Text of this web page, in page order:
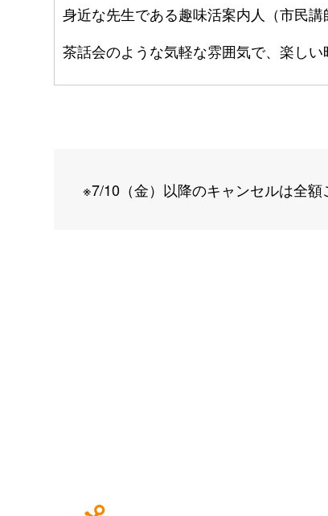
身近な先生である趣味活案内人（市民
茶話会のような気軽な雰囲気で、楽しい
※7/10（金）以降のキャンセルは全額